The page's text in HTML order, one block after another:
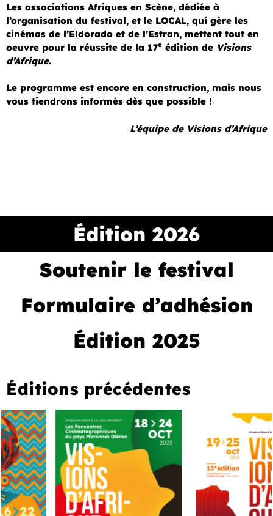
Les associations Afriques en Scène, dédiée à
l’organisation du festival, et le LOCAL, qui gère les
cinémas de l’Eldorado et de l’Estran, mettent tout en
oeuvre pour la réussite de la 17e édition de Visions
d’Afrique.
Le programme est encore en construction, mais nous
vous tiendrons informés dès que possible !
L’équipe de Visions d’Afrique
Édition 2026
Soutenir le festival
Formulaire d’adhésion
Édition 2025
Éditions précédentes